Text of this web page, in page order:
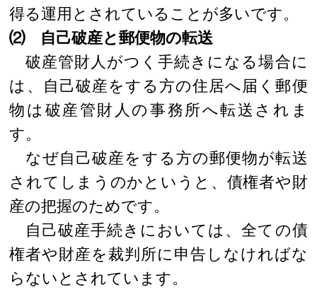
得る運用とされていることが多いです。
⑵ 自己破産と郵便物の転送
破産管財人がつく手続きになる場合に
は、自己破産をする方の住居へ届く郵便
物は破産管財人の事務所へ転送されま
す。
なぜ自己破産をする方の郵便物が転送
されてしまうのかというと、債権者や財
産の把握のためです。
自己破産手続きにおいては、全ての債
権者や財産を裁判所に申告しなければな
らないとされています。